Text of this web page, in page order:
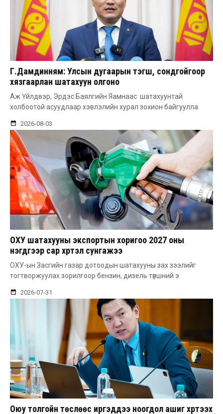
Г.Дамдинням: Улсын дугаарын тэгш, сондгойгоор
хязгаарлан шатахуун олгоно
Аж Үйлдвэр, Эрдэс Баялгийн Яамнаас шатахуунтай
холбоотой асуудлаар хэвлэлийн хурал зохион байгуулла
2026-08-03
ОХУ шатахууны экспортын хоригоо 2027 оны
нэгдүгээр сар хүртэл сунгажээ
ОХУ-ын Засгийн газар дотоодын шатахууны зах зээлийг
тогтворжуулах зорилгоор бензин, дизель түлшний э
2026-07-31
Оюу толгойн төслөөс иргэддээ ноогдол ашиг хүртээх